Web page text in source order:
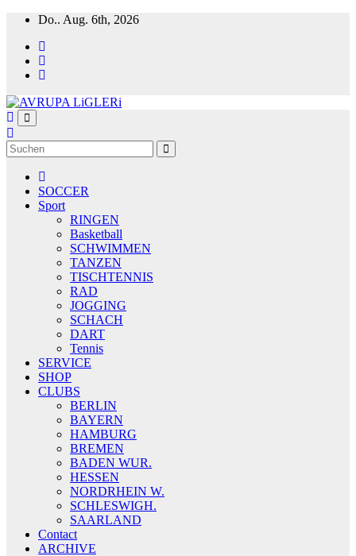
Zum
springen
Do.. Aug. 6th, 2026
SOCCER
Sport
RINGEN
Basketball
SCHWIMMEN
TANZEN
TISCHTENNIS
RAD
JOGGING
SCHACH
DART
Tennis
SERVICE
SHOP
CLUBS
BERLIN
BAYERN
HAMBURG
BREMEN
BADEN WUR.
HESSEN
NORDRHEIN W.
SCHLESWIGH.
SAARLAND
Contact
ARCHIVE